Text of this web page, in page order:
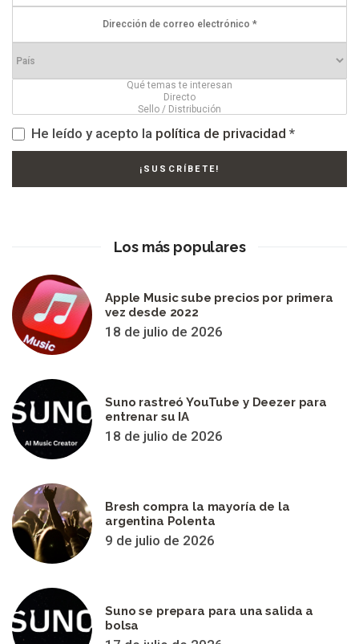
He leído y acepto la política de privacidad *
Los más populares
Apple Music sube precios por primera
vez desde 2022
18 de julio de 2026
Suno rastreó YouTube y Deezer para
entrenar su IA
18 de julio de 2026
Bresh compra la mayoría de la
argentina Polenta
9 de julio de 2026
Suno se prepara para una salida a
bolsa